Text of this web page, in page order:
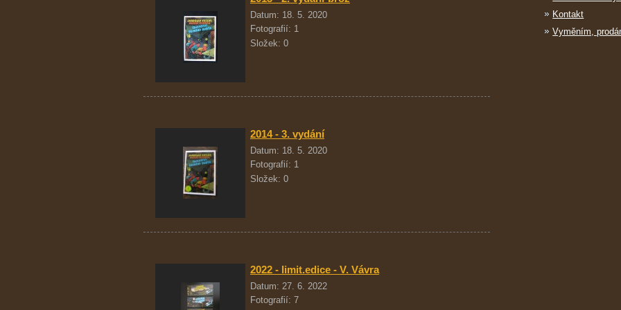
Datum: 18. 5. 2020
Fotografií: 1
Složek: 0
2014 - 3. vydání
Datum: 18. 5. 2020
Fotografií: 1
Složek: 0
2022 - limit.edice - V. Vávra
Datum: 27. 6. 2022
Fotografií: 7
Kontakt
Vyměním,